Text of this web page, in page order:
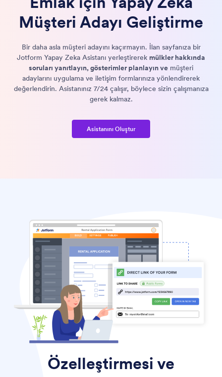
Müşteri Adayı Geliştirme
Bir daha asla müşteri adayını kaçırmayın. İlan sayfanıza bir
Jotform Yapay Zeka Asistanı yerleştirerek mülkler hakkında
soruları yanıtlayın, gösterimler planlayın ve müşteri
adaylarını uygulama ve iletişim formlarınıza yönlendirerek
değerlendirin. Asistanınız 7/24 çalışır, böylece sizin çalışmanıza
gerek kalmaz.
Asistanını Oluştur
Özelleştirmesi ve